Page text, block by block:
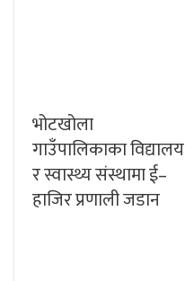
भोटखोला
गाउँपालिकाका विद्यालय
र स्वास्थ्य संस्थामा ई–
हाजिर प्रणाली जडान